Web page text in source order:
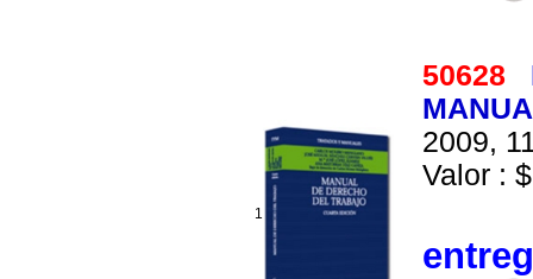
1
50628
2009,
Valor :